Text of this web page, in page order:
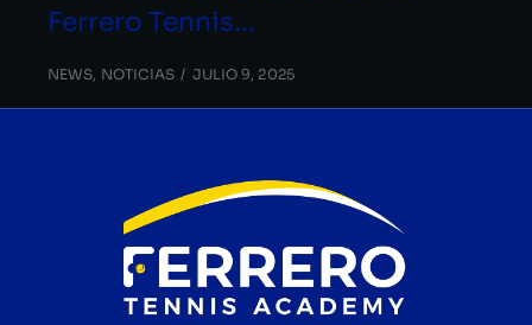
Ferrero Tennis…
NEWS, NOTICIAS JULIO 9, 2025